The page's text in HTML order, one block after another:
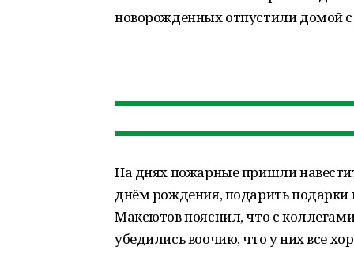
новорожденных отпустили домой
На днях пожарные пришли
днём рождения, подарить подарки
Максютов пояснил, что с
убедились воочию, что у них все